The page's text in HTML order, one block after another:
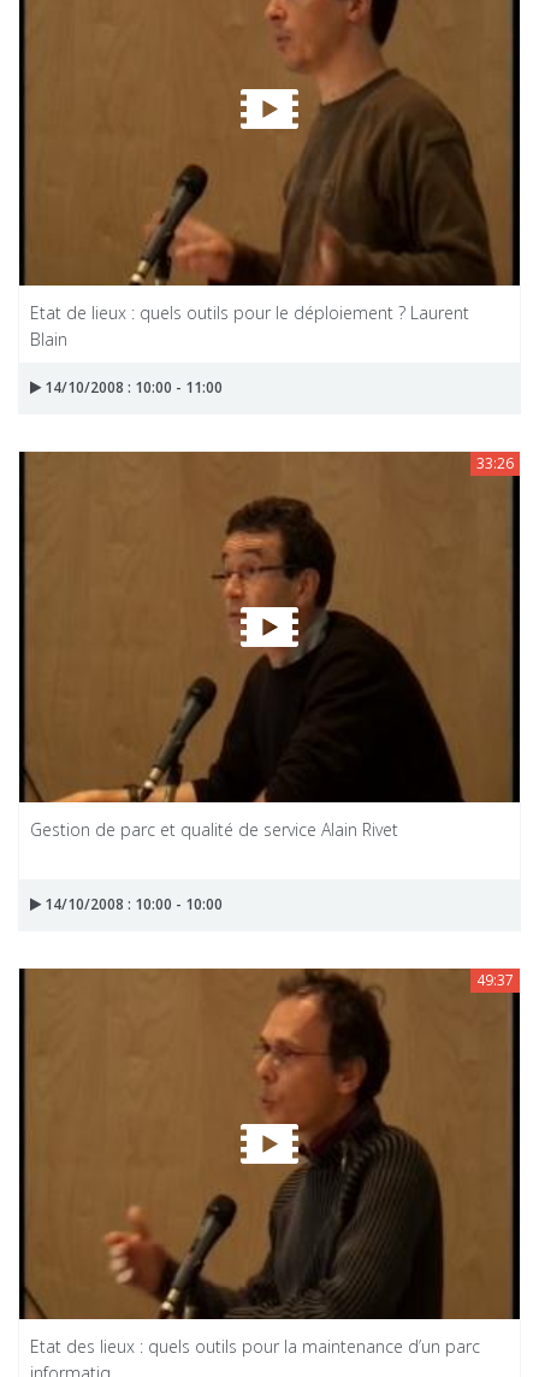
Etat de lieux : quels outils pour le déploiement ? Laurent
Blain
14/10/2008 : 10:00 - 11:00
33:26
Gestion de parc et qualité de service Alain Rivet
14/10/2008 : 10:00 - 10:00
49:37
Etat des lieux : quels outils pour la maintenance d’un parc